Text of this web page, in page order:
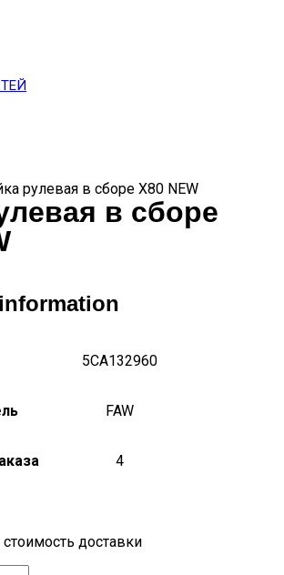
рулевая в сборе X80 NEW
в сборе
5CA132960
FAW
4
доставки